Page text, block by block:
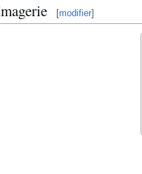
[modifier]